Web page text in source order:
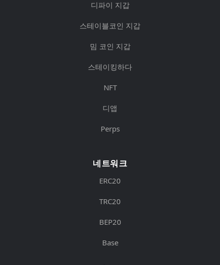
디파이 지갑
스테이블코인 지갑
밈 코인 지갑
스테이킹하다
NFT
디앱
Perps
네트워크
ERC20
TRC20
BEP20
Base